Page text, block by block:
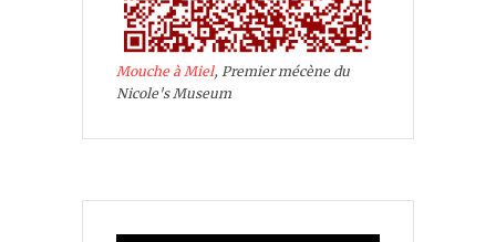
Mouche à Miel, Premier mécène du
Nicole's Museum